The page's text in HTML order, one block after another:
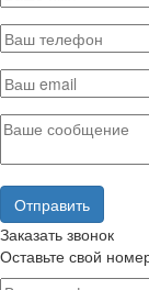
Заказать звонок
Оставьте свой